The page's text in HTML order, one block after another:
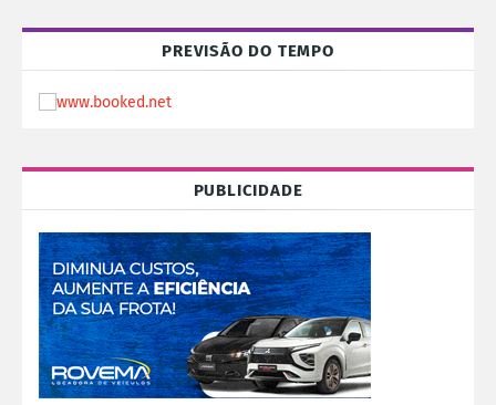
PREVISÃO DO TEMPO
PUBLICIDADE